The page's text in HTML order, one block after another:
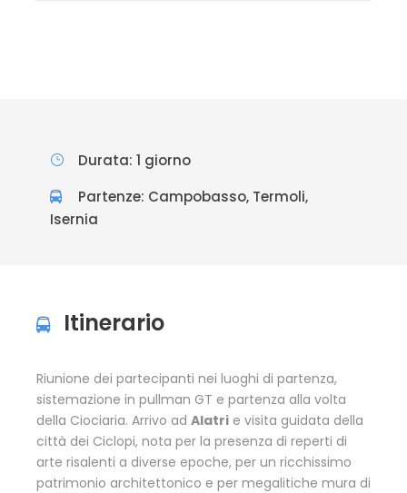
Durata: 1 giorno
Partenze: Campobasso, Termoli,
Isernia
Itinerario
Riunione dei partecipanti nei luoghi di partenza,
sistemazione in pullman GT e partenza alla volta
della Ciociaria. Arrivo ad Alatri e visita guidata della
città dei Ciclopi, nota per la presenza di reperti di
arte risalenti a diverse epoche, per un ricchissimo
patrimonio architettonico e per megalitiche mura di